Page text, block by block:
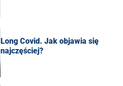
Long Covid. Jak objawia się
najczęściej?